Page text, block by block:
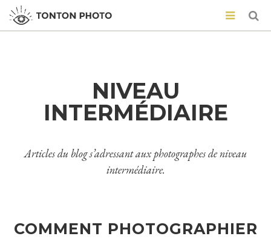
NIVEAU
INTERMÉDIAIRE
Articles du blog s’adressant aux photographes de niveau
intermédiaire.
COMMENT PHOTOGRAPHIER